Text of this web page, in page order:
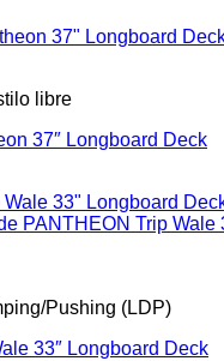
libre
37″ Longboard Deck
Pushing (LDP)
33″ Longboard Deck